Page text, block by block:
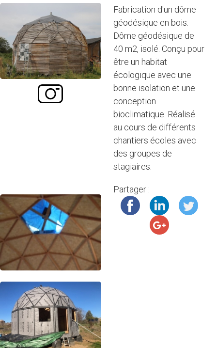
Fabrication d'un dôme
géodésique en bois.
Dôme géodésique de
40 m2, isolé. Conçu pour
être un habitat
écologique avec une
bonne isolation et une
conception
bioclimatique. Réalisé
au cours de différents
chantiers écoles avec
des groupes de
stagiaires.
Partager :